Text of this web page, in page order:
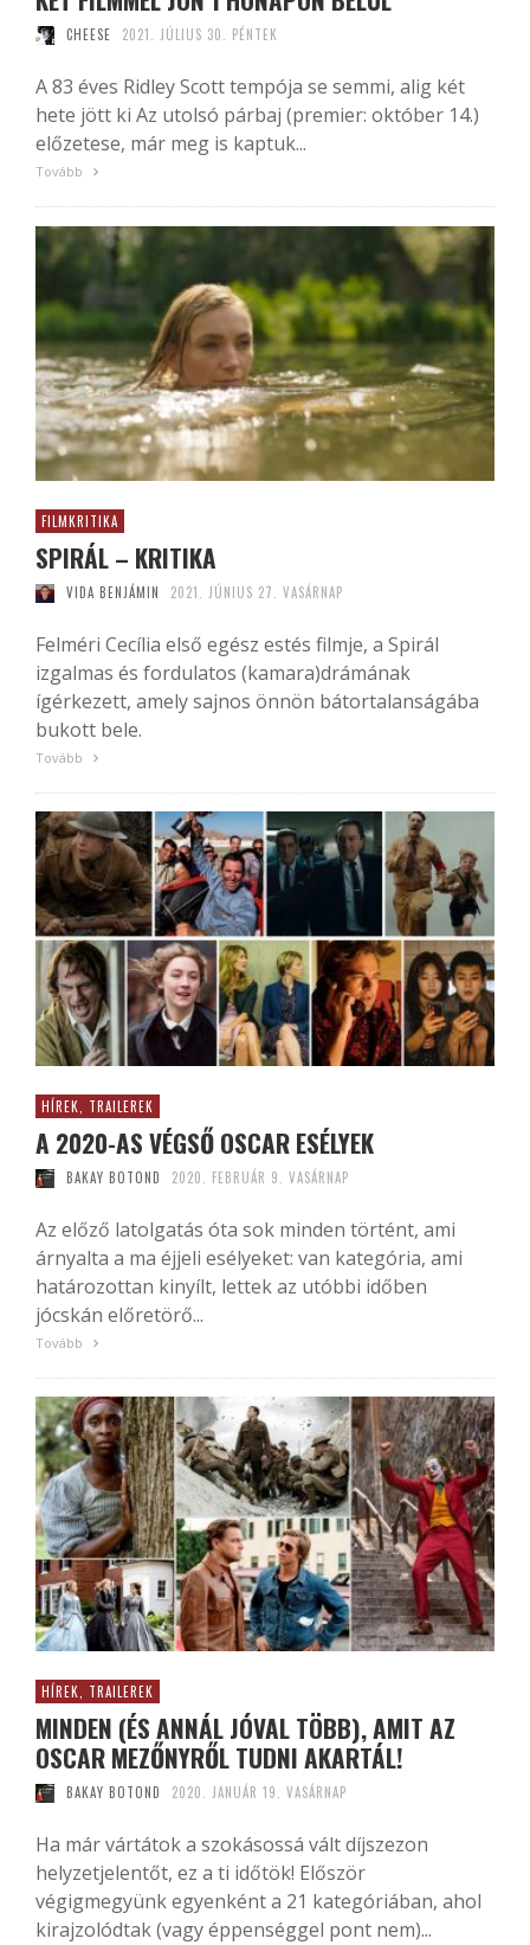
CHEESE 2021. JÚLIUS 30. PÉNTEK
A 83 éves Ridley Scott tempója se semmi, alig két
hete jött ki Az utolsó párbaj (premier: október 14.)
előzetese, már meg is kaptuk...
Tovább
FILMKRITIKA
SPIRÁL – KRITIKA
VIDA BENJÁMIN 2021. JÚNIUS 27. VASÁRNAP
Felméri Cecília első egész estés filmje, a Spirál
izgalmas és fordulatos (kamara)drámának
ígérkezett, amely sajnos önnön bátortalanságába
bukott bele.
Tovább
HÍREK, TRAILEREK
A 2020-AS VÉGSŐ OSCAR ESÉLYEK
BAKAY BOTOND 2020. FEBRUÁR 9. VASÁRNAP
Az előző latolgatás óta sok minden történt, ami
árnyalta a ma éjjeli esélyeket: van kategória, ami
határozottan kinyílt, lettek az utóbbi időben
jócskán előretörő...
Tovább
HÍREK, TRAILEREK
MINDEN (ÉS ANNÁL JÓVAL TÖBB), AMIT AZ
OSCAR MEZŐNYRŐL TUDNI AKARTÁL!
BAKAY BOTOND 2020. JANUÁR 19. VASÁRNAP
Ha már vártátok a szokásossá vált díjszezon
helyzetjelentőt, ez a ti időtök! Először
végigmegyünk egyenként a 21 kategóriában, ahol
kirajzolódtak (vagy éppenséggel pont nem)...